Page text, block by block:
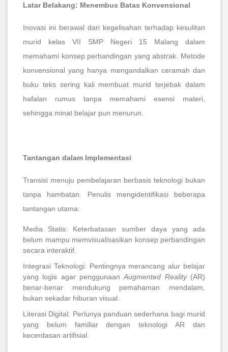
Latar Belakang: Menembus Batas Konvensional
Inovasi ini berawal dari kegelisahan terhadap kesulitan
murid kelas VII SMP Negeri 15 Malang dalam
memahami konsep perbandingan yang abstrak. Metode
konvensional yang hanya mengandalkan ceramah dan
buku teks sering kali membuat murid terjebak dalam
hafalan rumus tanpa memahami esensi materi,
sehingga minat belajar pun menurun.
Tantangan dalam Implementasi
Transisi menuju pembelajaran berbasis teknologi bukan
tanpa hambatan. Penulis mengidentifikasi beberapa
tantangan utama:
Media Statis: Keterbatasan sumber daya yang ada
belum mampu memvisualisasikan konsep perbandingan
secara interaktif.
Integrasi Teknologi: Pentingnya merancang alur belajar
yang logis agar penggunaanAugmented Reality(AR)
benar-benar mendukung pemahaman mendalam,
bukan sekadar hiburan visual.
Literasi Digital: Perlunya panduan sederhana bagi murid
yang belum familiar dengan teknologi AR dan
kecerdasan artifisial.